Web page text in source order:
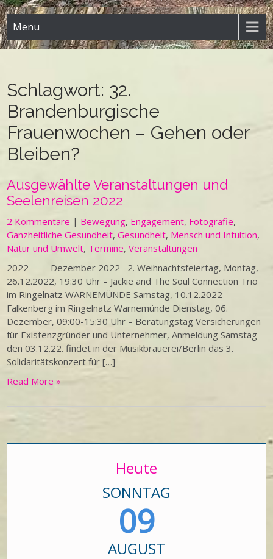
Menu
Schlagwort: 32.
Brandenburgische
Frauenwochen – Gehen oder
Bleiben?
Ausgewählte Veranstaltungen und
Seelenreisen 2022
2 Kommentare | Bewegung, Engagement, Fotografie,
Ganzheitliche Gesundheit,Gesundheit, Mensch und Intuition,
Natur und Umwelt, Termine,Veranstaltungen
2022 Dezember 2022 2. Weihnachtsfeiertag, Montag,
26.12.2022, 19:30 Uhr – Jackie and The Soul Connection Trio
im Ringelnatz WARNEMÜNDE Samstag, 10.12.2022 –
Falkenberg im Ringelnatz Warnemünde Dienstag, 06.
Dezember, 09:00-15:30 Uhr – Beratungstag Versicherungen
für Existenzgründer und Unternehmer, Anmeldung Samstag
den 03.12.22. findet in der Musikbrauerei/Berlin das 3.
Solidaritätskonzert für […]
Read More »
Heute
SONNTAG
09
AUGUST